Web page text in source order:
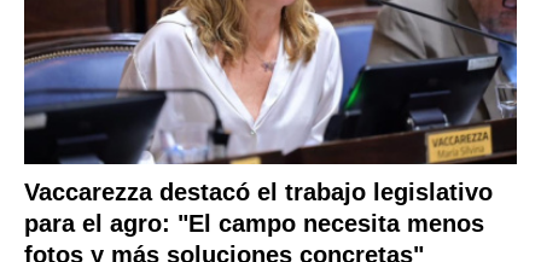
Vaccarezza destacó el trabajo legislativo
para el agro: "El campo necesita menos
fotos y más soluciones concretas"